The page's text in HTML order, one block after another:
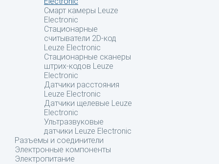
Смарт камеры Leuze
Electronic
Стационарные
считыватели 2D-код
Leuze Electronic
Стационарные сканеры
штрих-кодов Leuze
Electronic
Датчики расстояния
Leuze Electronic
Датчики щелевые Leuze
Electronic
Ультразвуковые
датчики Leuze Electronic
Разъемы и соединители
Электронные компоненты
Электропитание